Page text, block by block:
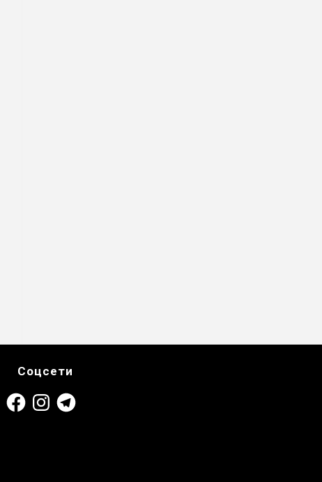
Соцсети
FacebookInstagramTelegram